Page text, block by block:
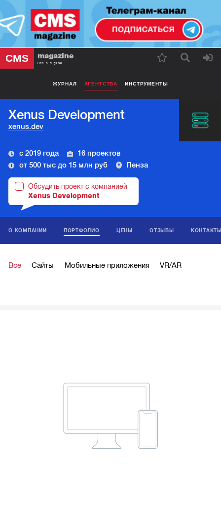
CMS magazine
Все о digital
ЖУРНАЛ АГЕНТСТВА ИНСТРУМЕНТЫ
Xenus Development
xenus.dev
с 2019 года
16 проектов
от 500 тыс до 15 млн руб
Пенза
Обсудить проект с компанией
Xenus Development
О КОМПАНИИ ПОРТФОЛИО ЦЕНЫ ОТЗЫВЫ
Все Сайты Мобильные приложения VR/AR